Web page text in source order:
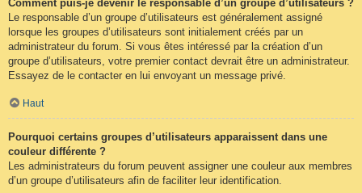
Comment puis-je devenir le responsable d’un groupe d’utilisateurs ?
Le responsable d’un groupe d’utilisateurs est généralement assigné
lorsque les groupes d’utilisateurs sont initialement créés par un
administrateur du forum. Si vous êtes intéressé par la création d’un
groupe d’utilisateurs, votre premier contact devrait être un administrateur.
Essayez de le contacter en lui envoyant un message privé.
Haut
Pourquoi certains groupes d’utilisateurs apparaissent dans une
couleur différente ?
Les administrateurs du forum peuvent assigner une couleur aux membres
d’un groupe d’utilisateurs afin de faciliter leur identification.